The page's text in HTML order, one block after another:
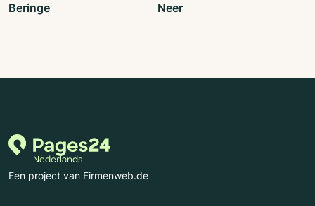
Beringe Neer
Een project van Firmenweb.de